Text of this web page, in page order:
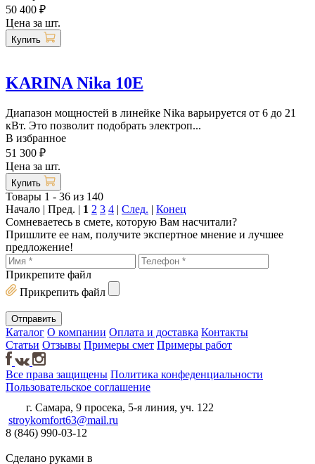
50 400 ₽
Цена за шт.
Купить
KARINA Nika 10E
Диапазон мощностей в линейке Nika варьируется от 6 до 21
кВт. Это позволит подобрать электроп...
В избранное
51 300 ₽
Цена за шт.
Купить
Товары 1 - 36 из 140
Начало | Пред. | 1 2 3 4 | След. | Конец
Сомневаетесь в смете, которую Вам насчитали?
Пришлите ее нам, получите экспертное мнение и лучшее
предложение!
Прикрепите файл
Прикрепить файл
Каталог О компании Оплата и доставка Контакты
Статьи Отзывы Примеры смет Примеры работ
Все права защищены Политика конфеденциальности
Пользовательское соглашение
г. Самара, 9 просека, 5-я линия, уч. 122
stroykomfort63@mail.ru
8 (846) 990-03-12
Сделано руками в